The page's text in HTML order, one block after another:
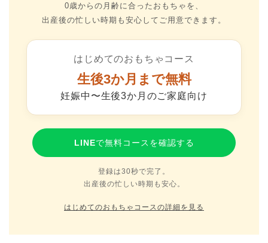
0歳からの月齢に合ったおもちゃを、
出産後の忙しい時期も安心してご用意できます。
はじめてのおもちゃコース
生後3か月まで無料
妊娠中〜生後3か月のご家庭向け
LINEで無料コースを確認する
登録は30秒で完了。
出産後の忙しい時期も安心。
はじめてのおもちゃコースの詳細を見る